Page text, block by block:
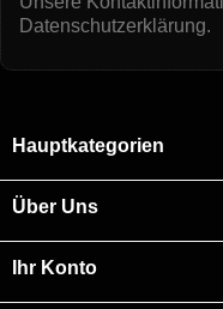
Datenschutzerklärung.
Hauptkategorien
Über Uns
Ihr Konto